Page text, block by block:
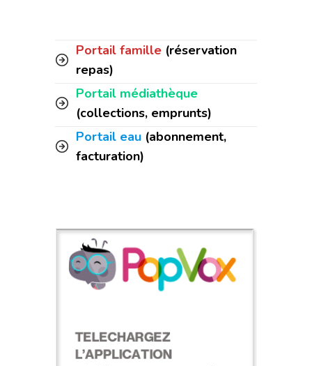
Portail famille (réservation
repas)
Portail médiathèque
(collections, emprunts)
Portail eau (abonnement,
facturation)